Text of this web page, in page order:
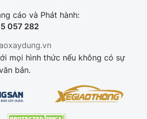
cáo và Phát hành:
057 282
mọi hình thức nếu không có sự
bản.